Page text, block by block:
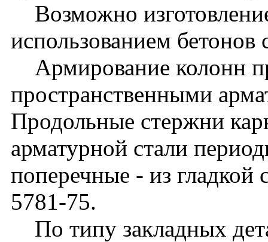
Возможно
использованием
Армирование колонн
пространственными
Продольные стержни
арматурной стали
поперечные - из
5781-75.
По типу закладных